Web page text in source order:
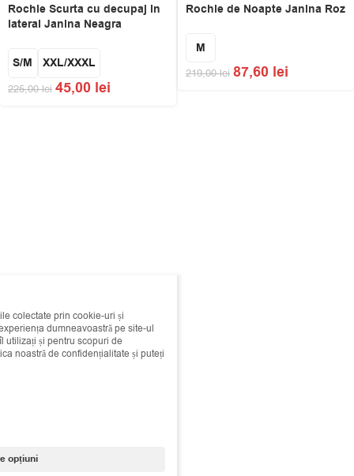
Rochie Scurta cu decupaj in
lateral Janina Neagra
S/M XXL/XXXL
225,00lei 45,00 lei
Rochie de Noapte Janina Roz
M
219,00lei 87,60 lei
colectate prin cookie-uri și
dumneavoastră pe site-ul
utilizați și pentru scopuri de
noastră de confidențialitate și puteți
opțiuni